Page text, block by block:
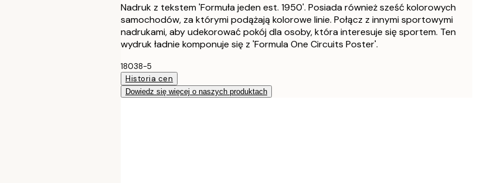
Nadruk z tekstem 'Formuła jeden est. 1950'. Posiada również sześć kolorowych
samochodów, za którymi podążają kolorowe linie. Połącz z innymi sportowymi
nadrukami, aby udekorować pokój dla osoby, która interesuje się sportem. Ten
wydruk ładnie komponuje się z 'Formula One Circuits Poster'.
18038-5
Historia cen
Dowiedz się więcej o naszych produktach